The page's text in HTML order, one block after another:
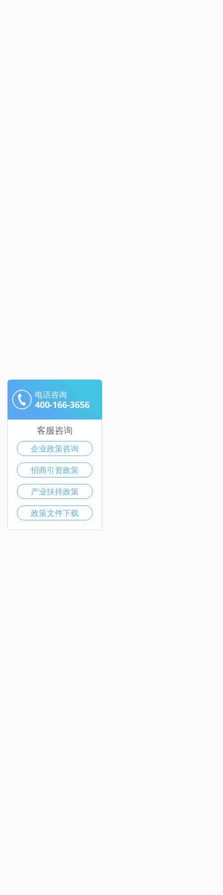
电话咨询
400-166-3656
客服咨询
企业政策咨询
招商引资政策
产业扶持政策
政策文件下载